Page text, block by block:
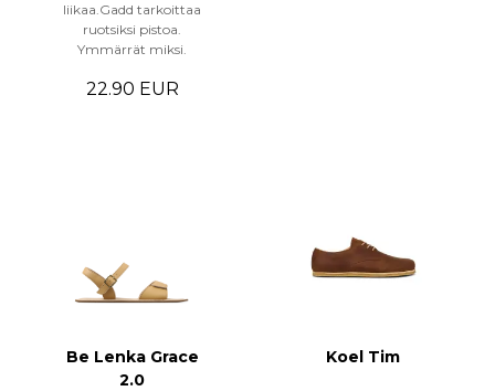
liikaa.Gadd tarkoittaa
ruotsiksi pistoa.
Ymmärrät miksi.
22.90 EUR
Be Lenka Grace
2.0
Koel Tim